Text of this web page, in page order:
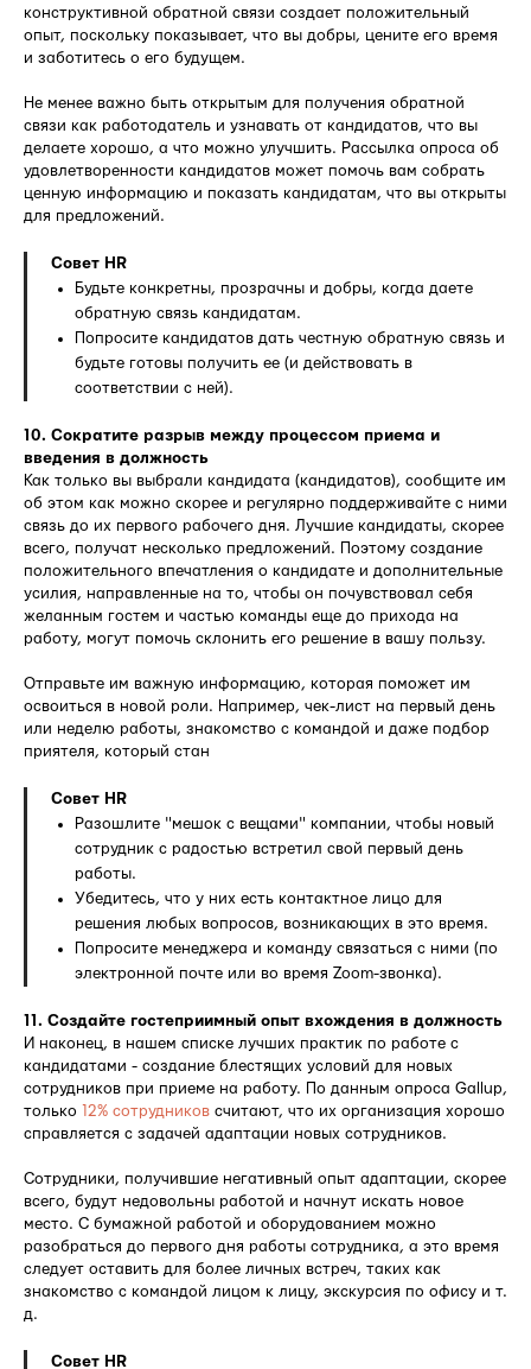
конструктивной обратной связи создает положительный
опыт, поскольку показывает, что вы добры, цените его время
и заботитесь о его будущем.
Не менее важно быть открытым для получения обратной
связи как работодатель и узнавать от кандидатов, что вы
делаете хорошо, а что можно улучшить. Рассылка опроса об
удовлетворенности кандидатов может помочь вам собрать
ценную информацию и показать кандидатам, что вы открыты
для предложений.
Совет HR
Будьте конкретны, прозрачны и добры, когда даете
обратную связь кандидатам.
Попросите кандидатов дать честную обратную связь и
будьте готовы получить ее (и действовать в
соответствии с ней).
10. Сократите разрыв между процессом приема и
введения в должность
Как только вы выбрали кандидата (кандидатов), сообщите им
об этом как можно скорее и регулярно поддерживайте с ними
связь до их первого рабочего дня. Лучшие кандидаты, скорее
всего, получат несколько предложений. Поэтому создание
положительного впечатления о кандидате и дополнительные
усилия, направленные на то, чтобы он почувствовал себя
желанным гостем и частью команды еще до прихода на
работу, могут помочь склонить его решение в вашу пользу.
Отправьте им важную информацию, которая поможет им
освоиться в новой роли. Например, чек-лист на первый день
или неделю работы, знакомство с командой и даже подбор
приятеля, который стан
Совет HR
Разошлите "мешок с вещами" компании, чтобы новый
сотрудник с радостью встретил свой первый день
работы.
Убедитесь, что у них есть контактное лицо для
решения любых вопросов, возникающих в это время.
Попросите менеджера и команду связаться с ними (по
электронной почте или во время Zoom-звонка).
11. Создайте гостеприимный опыт вхождения в должность
И наконец, в нашем списке лучших практик по работе с
кандидатами - создание блестящих условий для новых
сотрудников при приеме на работу. По данным опроса Gallup,
только 12% сотрудников считают, что их организация хорошо
справляется с задачей адаптации новых сотрудников.
Сотрудники, получившие негативный опыт адаптации, скорее
всего, будут недовольны работой и начнут искать новое
место. С бумажной работой и оборудованием можно
разобраться до первого дня работы сотрудника, а это время
следует оставить для более личных встреч, таких как
знакомство с командой лицом к лицу, экскурсия по офису и т.
д.
Совет HR